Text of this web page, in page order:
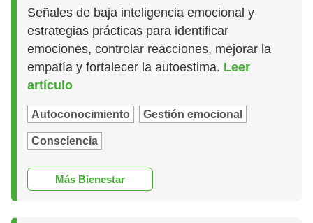
Señales de baja inteligencia emocional y
estrategias prácticas para identificar
emociones, controlar reacciones, mejorar la
empatía y fortalecer la autoestima. Leer
artículo
Autoconocimiento Gestión emocional
Consciencia
Más Bienestar